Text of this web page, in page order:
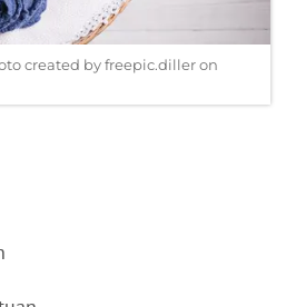
created by freepic.diller on